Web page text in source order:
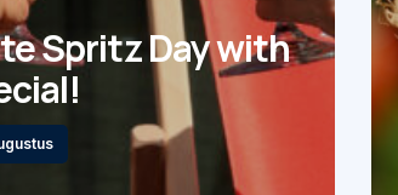
Spritz Day with